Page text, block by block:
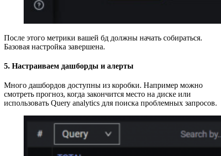
После этого метрики вашей бд должны начать собираться.
Базовая настройка завершена.
5. Настраиваем дашборды и алерты
Много дашбордов доступны из коробки. Например можно
смотреть прогноз, когда закончится место на диске или
использовать Query analytics для поиска проблемных запросов.